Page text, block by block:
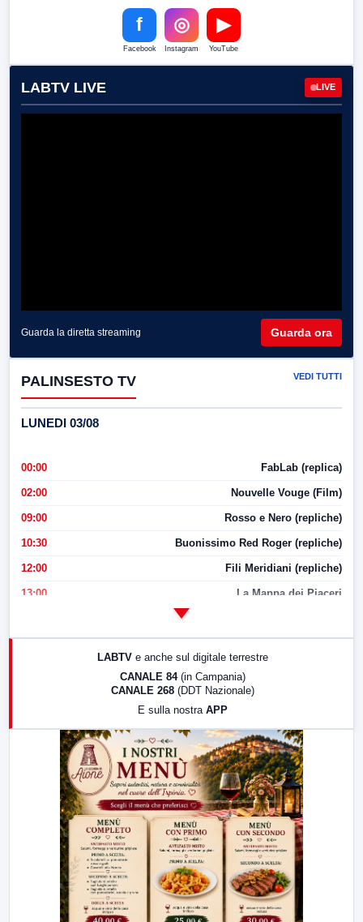
f
Facebook
◎
Instagram
▶
YouTube
LABTV LIVE LIVE
Guarda la diretta streaming Guarda ora
PALINSESTO TV VEDI TUTTI
LUNEDI 03/08
00:00 FabLab (replica)
02:00 Nouvelle Vouge (Film)
09:00 Rosso e Nero (repliche)
10:30 Buonissimo Red Roger (repliche)
12:00 Fili Meridiani (repliche)
13:00 La Mappa dei Piaceri
17:00 LabNews (replica)
LabNews (replica)
LABTV e anche sul digitale terrestre
CANALE 84 (in Campania)
CANALE 268 (DDT Nazionale)
E sulla nostra APP